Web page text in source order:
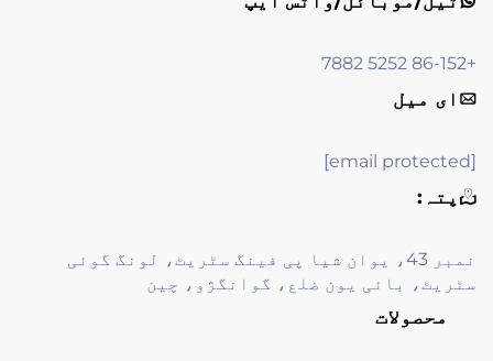
+86-152 5252 7882
ای میل
[email protected]
پتہ:
نمبر 43، یوان شیا پی فینگ سٹریٹ، لونگ گوئی
سٹریٹ، بائی یون ضلع، گوانگژو، چین
محصولات